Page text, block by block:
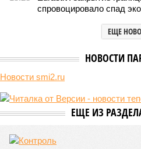
Мы могли бы жить сотни лет, но